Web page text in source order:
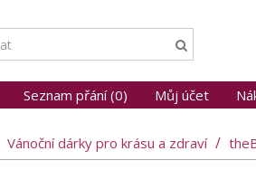
Seznam přání (0) Můj účet
Vánoční dárky pro krásu a zdraví